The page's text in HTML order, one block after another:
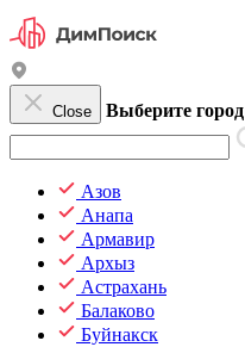
Close Выберите город
Азов
Анапа
Армавир
Архыз
Астрахань
Балаково
Буйнакск